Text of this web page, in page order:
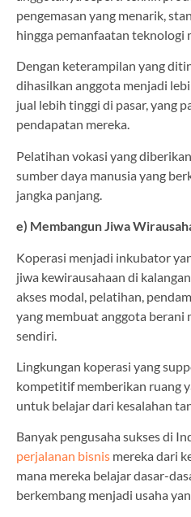
pengemasan yang menarik,
hingga pemanfaatan teknologi
Dengan keterampilan yang
dihasilkan anggota menjadi
jual lebih tinggi di pasar, yang
pendapatan mereka.
Pelatihan vokasi yang
sumber daya manusia yang
jangka panjang.
e) Membangun Jiwa
Koperasi menjadi inkubator
jiwa kewirausahaan di
akses modal, pelatihan,
yang membuat anggota berani
sendiri.
Lingkungan koperasi yang
kompetitif memberikan ruang
untuk belajar dari kesalahan
Banyak pengusaha sukses di
perjalanan bisnis mereka dari
mana mereka belajar dasar-
berkembang menjadi usaha